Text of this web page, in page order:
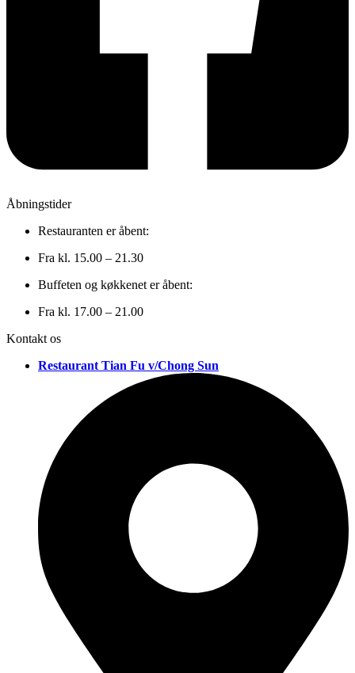
Åbningstider
Restauranten er åbent:
Fra kl. 15.00 – 21.30
Buffeten og køkkenet er åbent:
Fra kl. 17.00 – 21.00
Kontakt os
Restaurant Tian Fu v/Chong Sun